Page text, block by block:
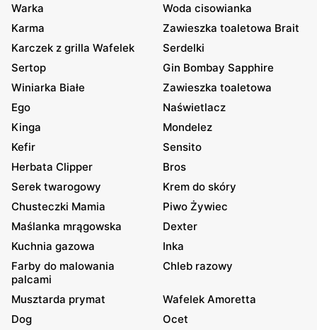
Warka
Woda cisowianka
Karma
Zawieszka toaletowa Brait
Karczek z grilla Wafelek
Serdelki
Sertop
Gin Bombay Sapphire
Winiarka Białe
Zawieszka toaletowa
Ego
Naświetlacz
Kinga
Mondelez
Kefir
Sensito
Herbata Clipper
Bros
Serek twarogowy
Krem do skóry
Chusteczki Mamia
Piwo Żywiec
Maślanka mrągowska
Dexter
Kuchnia gazowa
Inka
Farby do malowania
palcami
Chleb razowy
Musztarda prymat
Wafelek Amoretta
Dog
Ocet